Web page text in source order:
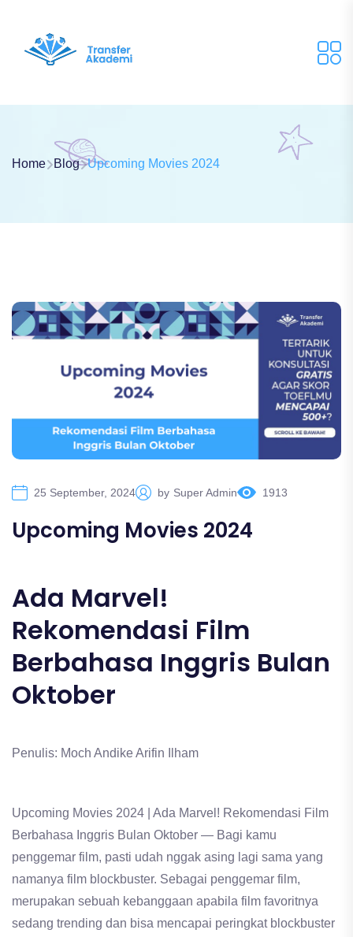
Home Blog Upcoming Movies 2024
25 September, 2024 by Super Admin 1913
Upcoming Movies 2024
Ada Marvel!
Rekomendasi Film
Berbahasa Inggris Bulan
Oktober
Penulis: Moch Andike Arifin Ilham
Upcoming Movies 2024 | Ada Marvel! Rekomendasi Film
Berbahasa Inggris Bulan Oktober — Bagi kamu
penggemar film, pasti udah nggak asing lagi sama yang
namanya film blockbuster. Sebagai penggemar film,
merupakan sebuah kebanggaan apabila film favoritnya
sedang trending dan bisa mencapai peringkat blockbuster